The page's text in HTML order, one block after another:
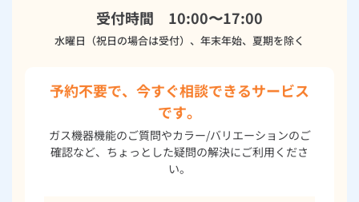
受付時間 10:00〜17:00
水曜日（祝日の場合は受付）、年末年始、夏期を除く
予約不要で、今すぐ相談できるサービス
です。
ガス機器機能のご質問やカラー/バリエーションのご
確認など、ちょっとした疑問の解決にご利用くださ
い。